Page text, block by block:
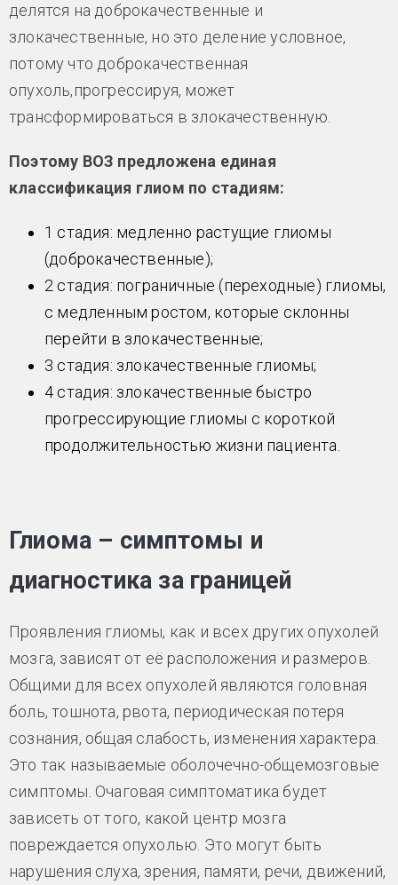
делятся на доброкачественные и
злокачественные, но это деление условное,
потому что доброкачественная
опухоль,прогрессируя, может
трансформироваться в злокачественную.
Поэтому ВОЗ предложена единая
классификация глиом по стадиям:
1 стадия: медленно растущие глиомы
(доброкачественные);
2 стадия: пограничные (переходные) глиомы,
с медленным ростом, которые склонны
перейти в злокачественные;
3 стадия: злокачественные глиомы;
4 стадия: злокачественные быстро
прогрессирующие глиомы с короткой
продолжительностью жизни пациента.
Глиома – симптомы и
диагностика за границей
Проявления глиомы, как и всех других опухолей
мозга, зависят от её расположения и размеров.
Общими для всех опухолей являются головная
боль, тошнота, рвота, периодическая потеря
сознания, общая слабость, изменения характера.
Это так называемые оболочечно-общемозговые
симптомы. Очаговая симптоматика будет
зависеть от того, какой центр мозга
повреждается опухолью. Это могут быть
нарушения слуха, зрения, памяти, речи, движений,